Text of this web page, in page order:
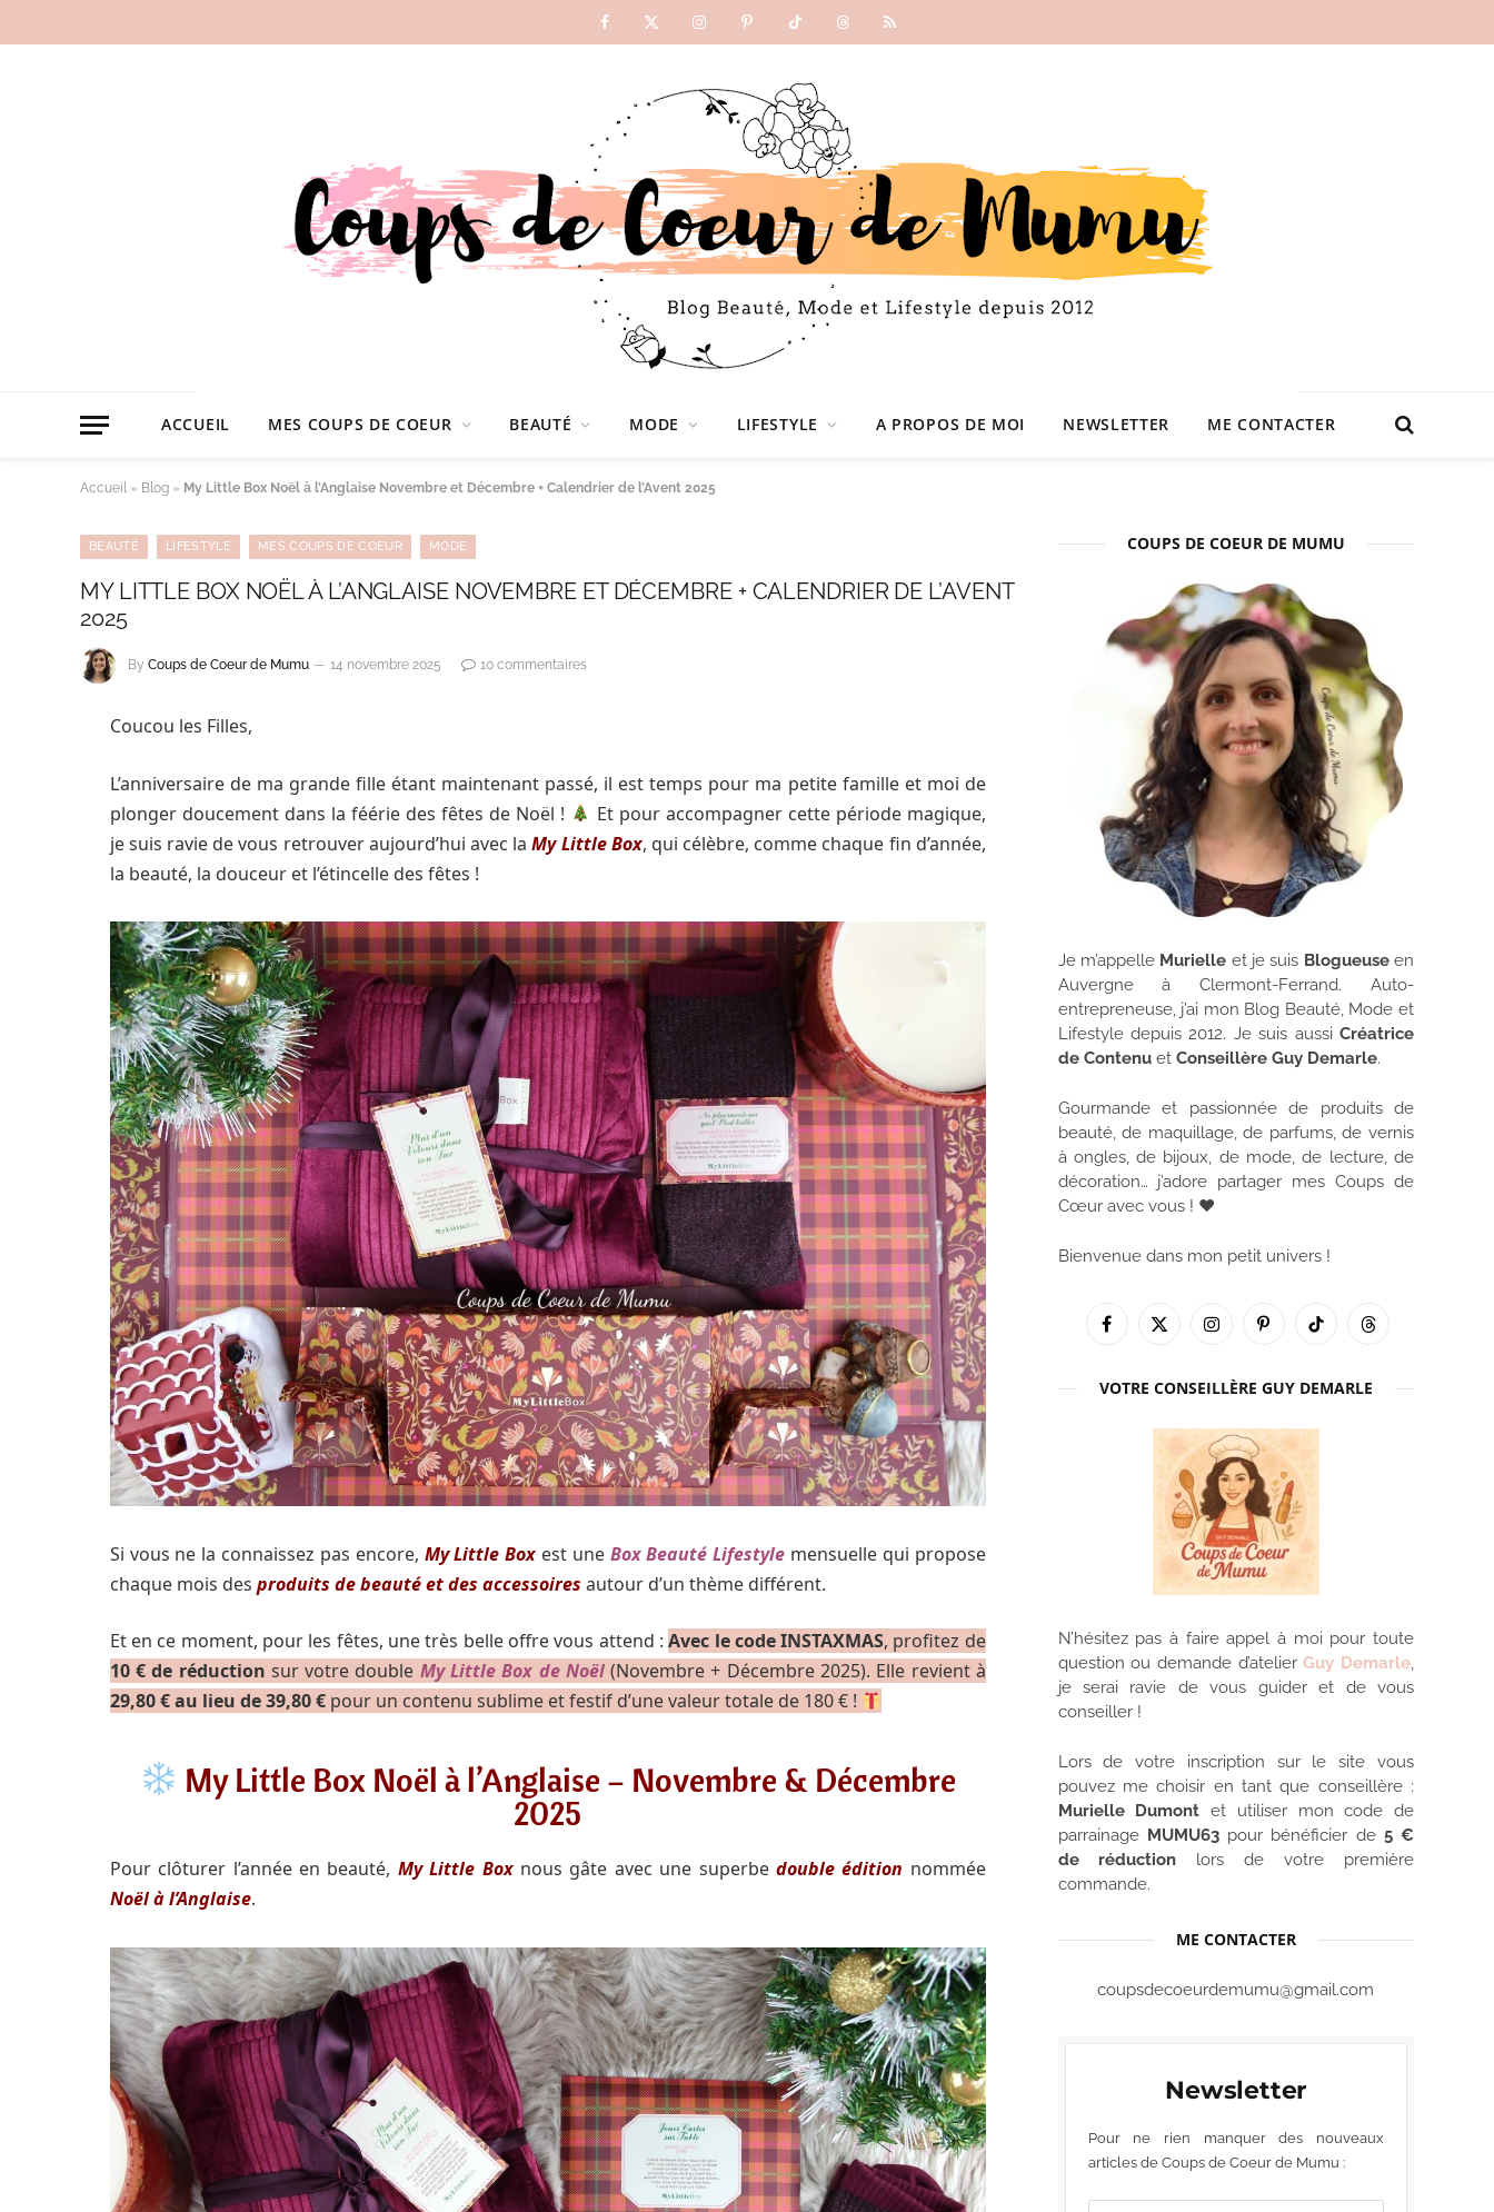
Facebook
X
InstagramPinterestTikTokThreadsRSS
ACCUEIL MES COUPS DE COEUR BEAUTÉ MODE LIFESTYLE A PROPOS DE MOI NEWSLETTER ME CONTACTER
Accueil » Blog » My Little Box Noël à l’Anglaise Novembre et Décembre + Calendrier de l’Avent 2025
BEAUTÉ LIFESTYLE MES COUPS DE COEUR MODE
MY LITTLE BOX NOËL À L’ANGLAISE NOVEMBRE ET DÉCEMBRE + CALENDRIER DE L’AVENT
2025
By Coups de Coeur de Mumu 14 novembre 2025 10 commentaires
Coucou les Filles,
L’anniversaire de ma grande fille étant maintenant passé, il est temps pour ma petite famille et moi de
plonger doucement dans la féérie des fêtes de Noël !
Et pour accompagner cette période magique,
je suis ravie de vous retrouver aujourd’hui avec la My Little Box, qui célèbre, comme chaque fin d’année,
la beauté, la douceur et l’étincelle des fêtes !
Si vous ne la connaissez pas encore, My Little Box est une Box Beauté Lifestyle mensuelle qui propose
chaque mois des produits de beauté et des accessoires autour d’un thème différent.
Et en ce moment, pour les fêtes, une très belle offre vous attend :Avec le codeINSTAXMAS, profitez de
10 € de réduction sur votre double My Little Box de Noël(Novembre + Décembre 2025). Elle revient à
29,80 € au lieu de 39,80 €pour un contenu sublime et festif d’une valeur totale de 180 € !
My Little Box Noël à l’Anglaise – Novembre & Décembre
2025
Pour clôturer l’année en beauté, My Little Boxnous gâte avec une superbe double édition nommée
Noël à l’Anglaise.
COUPS DE COEUR DE MUMU
Je m’appelle Murielle et je suis Blogueuseen
Auvergne à Clermont-Ferrand. Auto-
entrepreneuse, j’ai mon Blog Beauté, Mode et
Lifestyle depuis 2012. Je suis aussi Créatrice
de Contenuet Conseillère Guy Demarle.
Gourmande et passionnée de produits de
beauté, de maquillage, de parfums, de vernis
à ongles, de bijoux, de mode, de lecture, de
décoration… j’adore partager mes Coups de
Cœur avec vous ! ♥
Bienvenue dans mon petit univers !
Facebook
X
InstagramPinterestTikTok Threads
VOTRE CONSEILLÈRE GUY DEMARLE
N’hésitez pas à faire appel à moi pour toute
question ou demande d’atelierGuy Demarle,
je serai ravie de vous guider et de vous
conseiller !
Lors de votre inscription sur le site vous
pouvez me choisir en tant que conseillère :
Murielle Dumont et utiliser mon code de
parrainage MUMU63pour bénéficier de 5 €
de réduction lors de votre première
commande.
ME CONTACTER
coupsdecoeurdemumu@gmail.com
Newsletter
Pour ne rien manquer des nouveaux
articles de Coups de Coeur de Mumu :